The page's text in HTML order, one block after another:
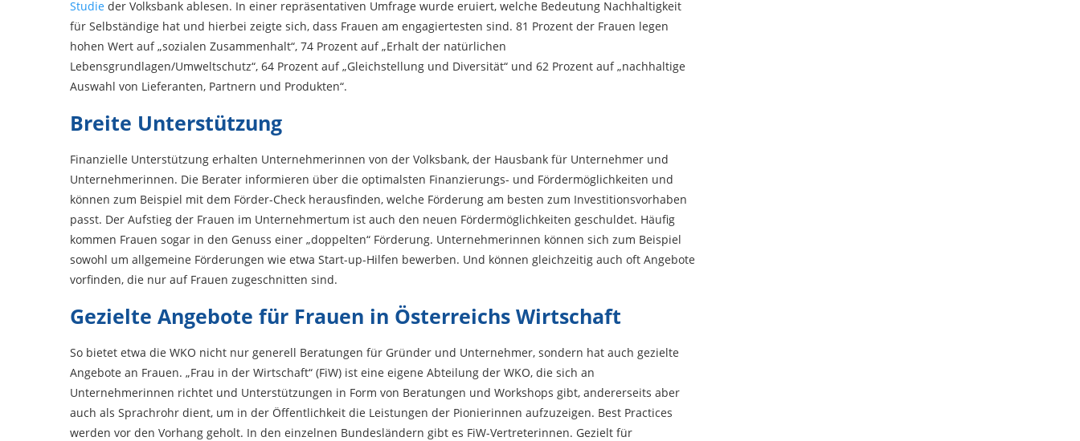
Studie der Volksbank ablesen. In einer repräsentativen Umfrage wurde eruiert, welche Bedeutung Nachhaltigkeit
für Selbständige hat und hierbei zeigte sich, dass Frauen am engagiertesten sind. 81 Prozent der Frauen legen
hohen Wert auf „sozialen Zusammenhalt“, 74 Prozent auf „Erhalt der natürlichen
Lebensgrundlagen/Umweltschutz“, 64 Prozent auf „Gleichstellung und Diversität“ und 62 Prozent auf „nachhaltige
Auswahl von Lieferanten, Partnern und Produkten“.
Breite Unterstützung
Finanzielle Unterstützung erhalten Unternehmerinnen von der Volksbank, der Hausbank für Unternehmer und
Unternehmerinnen. Die Berater informieren über die optimalsten Finanzierungs- und Fördermöglichkeiten und
können zum Beispiel mit dem Förder-Check herausfinden, welche Förderung am besten zum Investitionsvorhaben
passt. Der Aufstieg der Frauen im Unternehmertum ist auch den neuen Fördermöglichkeiten geschuldet. Häufig
kommen Frauen sogar in den Genuss einer „doppelten“ Förderung. Unternehmerinnen können sich zum Beispiel
sowohl um allgemeine Förderungen wie etwa Start-up-Hilfen bewerben. Und können gleichzeitig auch oft Angebote
vorfinden, die nur auf Frauen zugeschnitten sind.
Gezielte Angebote für Frauen in Österreichs Wirtschaft
So bietet etwa die WKO nicht nur generell Beratungen für Gründer und Unternehmer, sondern hat auch gezielte
Angebote an Frauen. „Frau in der Wirtschaft“ (FiW) ist eine eigene Abteilung der WKO, die sich an
Unternehmerinnen richtet und Unterstützungen in Form von Beratungen und Workshops gibt, andererseits aber
auch als Sprachrohr dient, um in der Öffentlichkeit die Leistungen der Pionierinnen aufzuzeigen. Best Practices
werden vor den Vorhang geholt. In den einzelnen Bundesländern gibt es FiW-Vertreterinnen. Gezielt für